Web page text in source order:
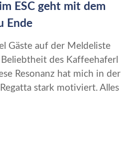
ESC geht mit dem
Ende
Gäste auf der Meldeliste
des Kaffeehaferl
Resonanz hat mich in der
stark motiviert. Alles